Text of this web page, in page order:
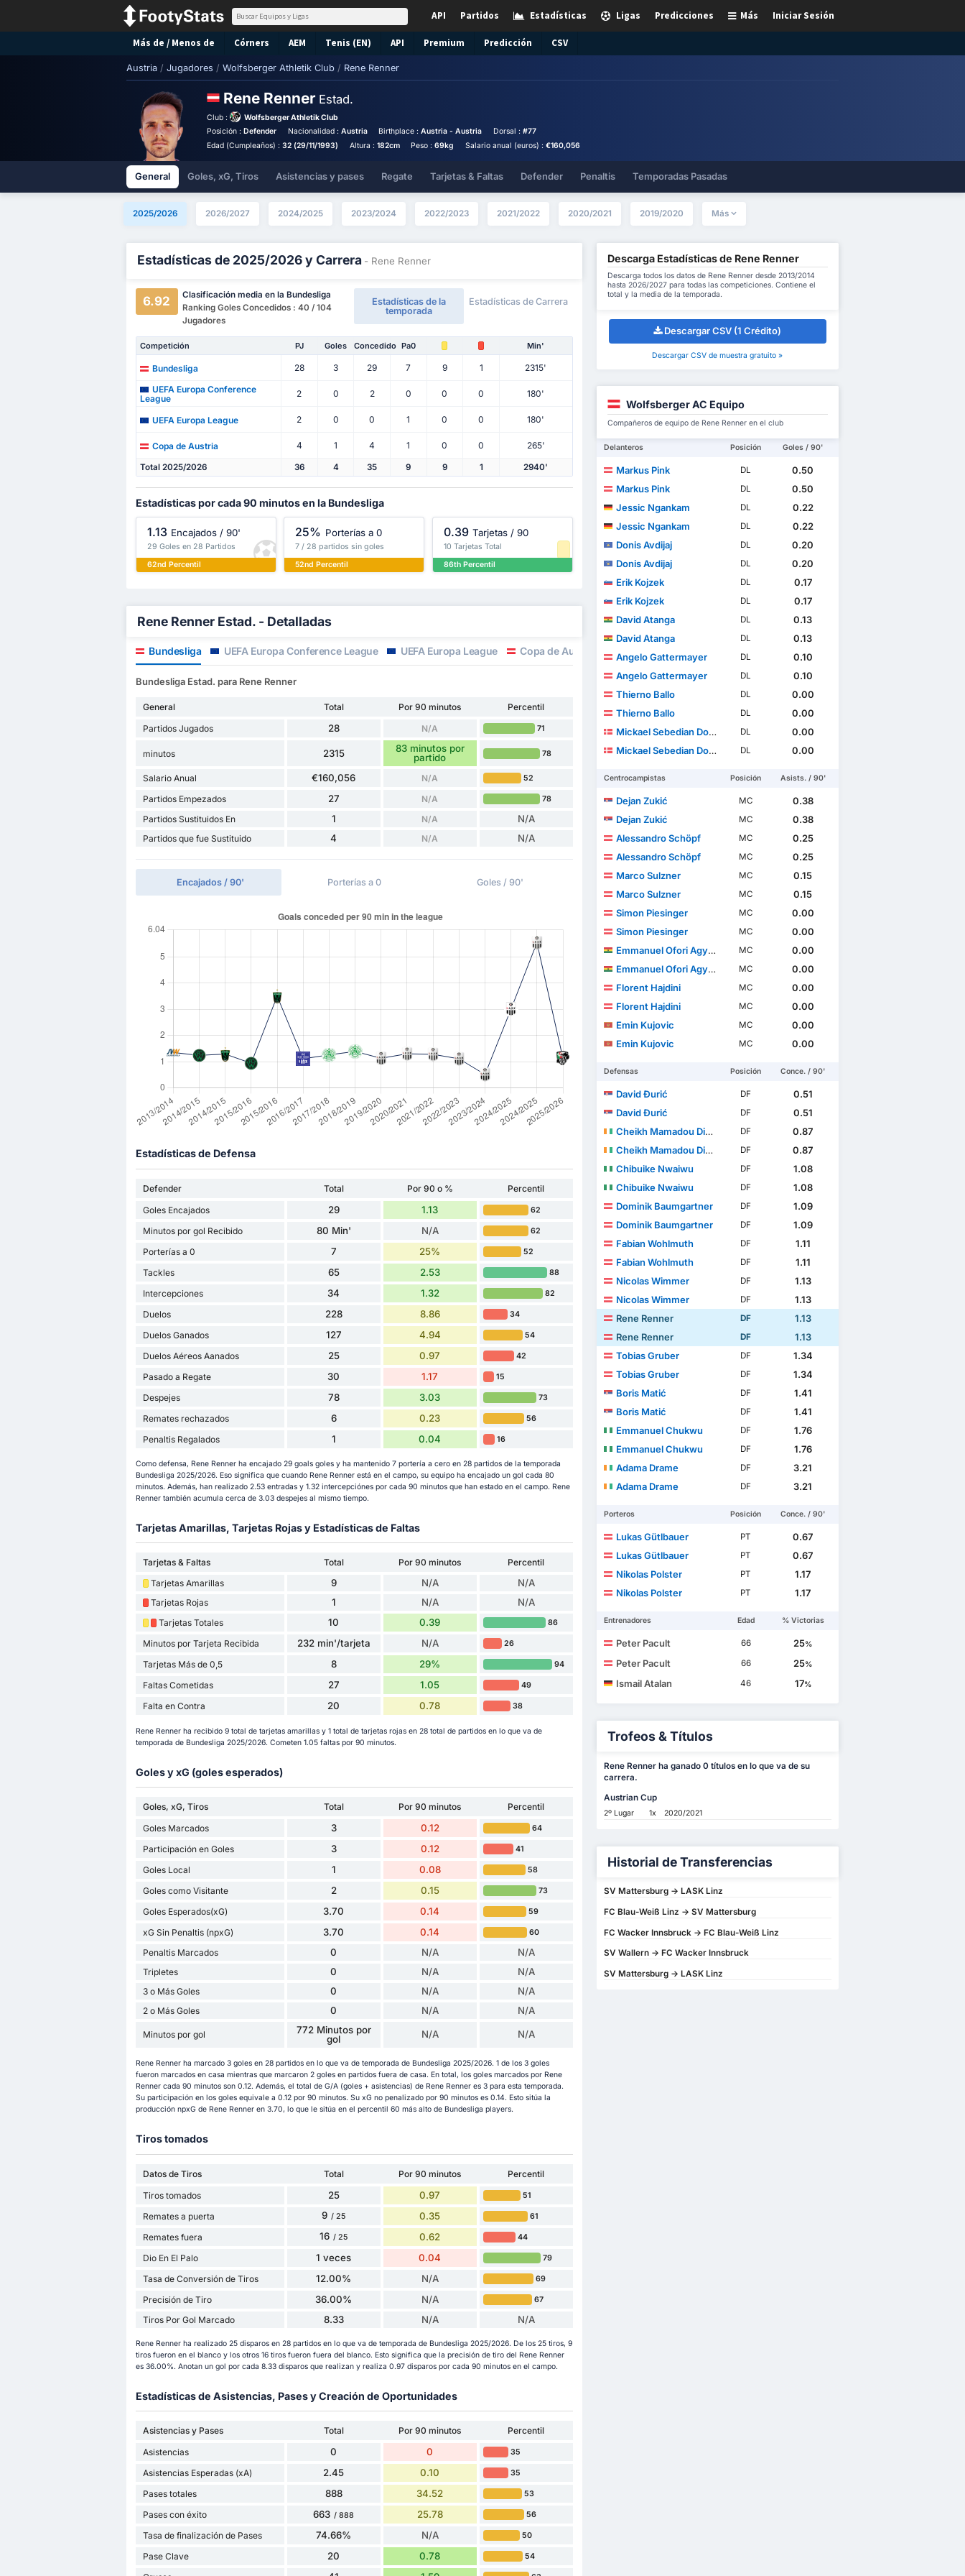
Iniciar Sesión
Más
Predicciones
Ligas
Estadísticas
Partidos
API
Más de / Menos de Córners AEM Tenis (EN) API Premium Predicción CSV
Austria / Jugadores / Wolfsberger Athletik Club / Rene Renner
Rene Renner Estad.
Club :
Wolfsberger Athletik Club
Posición :Defender Nacionalidad : Austria Birthplace :Austria - Austria Dorsal : #77
Edad (Cumpleaños) :32 (29/11/1993) Altura : 182cm Peso :69kg Salario anual (euros) : €160,056
General Goles, xG, Tiros Asistencias y pases Regate Tarjetas & Faltas Defender Penaltis Temporadas Pasadas
2025/2026 2026/2027 2024/2025 2023/2024 2022/2023 2021/2022 2020/2021 2019/2020 Más
Estadísticas de 2025/2026 y Carrera - Rene Renner
6.92
Clasificación media en la Bundesliga
Ranking Goles Concedidos : 40 / 104
Jugadores
Estadísticas de la
temporada
Estadísticas de Carrera
Competición PJ Goles Concedido Pa0 Min'
Bundesliga 28 3 29 7 9 1
2315'
UEFA Europa Conference
League
2 0 2 0 0 0 180'
UEFA Europa League 2 0 0 1 0 0 180'
Copa de Austria 4 1 4 1 0 0 265'
Total 2025/2026 36 4 35 9 9 1 2940'
Estadísticas por cada 90 minutos en la Bundesliga
1.13 Encajados / 90'
29 Goles en 28 Partidos
62nd Percentil
25% Porterías a 0
7 / 28 partidos sin goles
52nd Percentil
0.39 Tarjetas / 90
10 Tarjetas Total
86th Percentil
Rene Renner Estad. - Detalladas
Bundesliga UEFA Europa Conference League UEFA Europa League Copa de Austria
Bundesliga Estad. para Rene Renner
General Total Por 90 minutos
Percentil
Partidos Jugados
28 N/A 71
minutos 2315
83 minutos por
partido
78
Salario Anual €160,056 N/A 52
Partidos Empezados 27 N/A 78
Partidos Sustituidos En 1 N/A N/A
Partidos que fue Sustituido 4 N/A N/A
Encajados / 90' Porterías a 0 Goles / 90'
Estadísticas de Defensa
Defender Total Por 90 o %
Percentil
Goles Encajados
29 1.13 62
Minutos por gol Recibido 80 Min' N/A 62
Porterías a 0 7 25% 52
Tackles 65 2.53 88
Intercepciones 34 1.32 82
Duelos 228 8.86 34
Duelos Ganados 127 4.94 54
Duelos Aéreos Aanados 25 0.97 42
Pasado a Regate 30 1.17 15
Despejes 78 3.03 73
Remates rechazados 6 0.23 56
Penaltis Regalados 1 0.04 16
Como defensa, Rene Renner ha encajado 29 goals goles y ha mantenido 7 portería a cero en 28 partidos de la temporada
Bundesliga 2025/2026. Eso significa que cuando Rene Renner está en el campo, su equipo ha encajado un gol cada 80
minutos. Además, han realizado 2.53 entradas y 1.32 intercepciónes por cada 90 minutos que han estado en el campo. Rene
Renner también acumula cerca de 3.03 despejes al mismo tiempo.
Tarjetas Amarillas, Tarjetas Rojas y Estadísticas de Faltas
Tarjetas & Faltas Total Por 90 minutos
Percentil
Tarjetas Amarillas
9 N/A N/A
Tarjetas Rojas 1 N/A N/A
Tarjetas Totales 10 0.39 86
Minutos por Tarjeta Recibida 232 min'/tarjeta N/A 26
Tarjetas Más de 0,5 8 29% 94
Faltas Cometidas 27 1.05 49
Falta en Contra 20 0.78 38
Rene Renner ha recibido 9 total de tarjetas amarillas y 1 total de tarjetas rojas en 28 total de partidos en lo que va de
temporada de Bundesliga 2025/2026. Cometen 1.05 faltas por 90 minutos.
Goles y xG (goles esperados)
Goles, xG, Tiros Total Por 90 minutos
Percentil
Goles Marcados
3 0.12 64
Participación en Goles 3 0.12 41
Goles Local 1 0.08 58
Goles como Visitante 2 0.15 73
Goles Esperados(xG) 3.70 0.14 59
xG Sin Penaltis (npxG) 3.70 0.14 60
Penaltis Marcados 0 N/A N/A
Tripletes 0 N/A N/A
3 o Más Goles 0 N/A N/A
2 o Más Goles 0 N/A N/A
Minutos por gol
772 Minutos por
gol
N/A N/A
Rene Renner ha marcado 3 goles en 28 partidos en lo que va de temporada de Bundesliga 2025/2026. 1 de los 3 goles
fueron marcados en casa mientras que marcaron 2 goles en partidos fuera de casa. En total, los goles marcados por Rene
Renner cada 90 minutos son 0.12. Además, el total de G/A (goles + asistencias) de Rene Renner es 3 para esta temporada.
Su participación en los goles equivale a 0.12 por 90 minutos. Su xG no penalizado por 90 minutos es 0.14. Esto sitúa la
producción npxG de Rene Renner en 3.70, lo que le sitúa en el percentil 60 más alto de Bundesliga players.
Tiros tomados
Datos de Tiros Total Por 90 minutos
Percentil
Tiros tomados
25 0.97 51
Remates a puerta 9 / 25 0.35 61
Remates fuera 16 / 25 0.62 44
Dio En El Palo 1 veces 0.04 79
Tasa de Conversión de Tiros 12.00% N/A 69
Precisión de Tiro 36.00% N/A 67
Tiros Por Gol Marcado 8.33 N/A N/A
Rene Renner ha realizado 25 disparos en 28 partidos en lo que va de temporada de Bundesliga 2025/2026. De los 25 tiros, 9
tiros fueron en el blanco y los otros 16 tiros fueron fuera del blanco. Esto significa que la precisión de tiro del Rene Renner
es 36.00%. Anotan un gol por cada 8.33 disparos que realizan y realiza 0.97 disparos por cada 90 minutos en el campo.
Estadísticas de Asistencias, Pases y Creación de Oportunidades
Asistencias y Pases Total Por 90 minutos
Percentil
Asistencias
0 0 35
Asistencias Esperadas (xA) 2.45 0.10 35
Pases totales 888 34.52 53
Pases con éxito 663 / 888 25.78 56
Tasa de finalización de Pases 74.66% N/A 50
Pase Clave 20 0.78 54
Descarga Estadísticas de Rene Renner
Descarga todos los datos de Rene Renner desde 2013/2014
hasta 2026/2027 para todas las competiciones. Contiene el
total y la media de la temporada.
Descargar CSV (1 Crédito)
Descargar CSV de muestra gratuito »
Wolfsberger AC Equipo
Compañeros de equipo de Rene Renner en el club
Delanteros Posición Goles / 90'
Markus Pink DL
0.50
Markus Pink
DL
0.50
Jessic Ngankam
DL
0.22
Jessic Ngankam
DL
0.22
Donis Avdijaj
DL
0.20
Donis Avdijaj
DL
0.20
Erik Kojzek
DL
0.17
Erik Kojzek
DL
0.17
David Atanga
DL
0.13
David Atanga
DL
0.13
Angelo Gattermayer
DL
0.10
Angelo Gattermayer
DL
0.10
Thierno Ballo
DL
0.00
Thierno Ballo
DL
0.00
Mickael Sebedian Dosso
DL
0.00
Mickael Sebedian Dosso
DL 0.00
Centrocampistas Posición Asists. / 90'
Dejan Zukić MC
0.38
Dejan Zukić
MC
0.38
Alessandro Schöpf
MC
0.25
Alessandro Schöpf
MC
0.25
Marco Sulzner
MC
0.15
Marco Sulzner
MC
0.15
Simon Piesinger
MC
0.00
Simon Piesinger
MC
0.00
Emmanuel Ofori Agyemang
MC
0.00
Emmanuel Ofori Agyemang
MC
0.00
Florent Hajdini
MC
0.00
Florent Hajdini
MC
0.00
Emin Kujovic
MC
0.00
Emin Kujovic
MC 0.00
Defensas Posición Conce. / 90'
David Đurić DF
0.51
David Đurić
DF
0.51
Cheikh Mamadou Diabaté
DF
0.87
Cheikh Mamadou Diabaté
DF
0.87
Chibuike Nwaiwu
DF
1.08
Chibuike Nwaiwu
DF
1.08
Dominik Baumgartner
DF
1.09
Dominik Baumgartner
DF
1.09
Fabian Wohlmuth
DF
1.11
Fabian Wohlmuth
DF
1.11
Nicolas Wimmer
DF
1.13
Nicolas Wimmer
DF
1.13
Rene Renner
DF
1.13
Rene Renner
DF
1.13
Tobias Gruber
DF
1.34
Tobias Gruber
DF
1.34
Boris Matić
DF
1.41
Boris Matić
DF
1.41
Emmanuel Chukwu
DF
1.76
Emmanuel Chukwu
DF
1.76
Adama Drame
DF
3.21
Adama Drame
DF 3.21
Porteros Posición Conce. / 90'
Lukas Gütlbauer PT
0.67
Lukas Gütlbauer
PT
0.67
Nikolas Polster
PT
1.17
Nikolas Polster
PT 1.17
Entrenadores Edad % Victorias
Peter Pacult 66 25%
Peter Pacult 66 25%
Ismail Atalan 46 17%
Trofeos & Títulos
Rene Renner ha ganado 0 títulos en lo que va de su
carrera.
Austrian Cup
2º Lugar 1x 2020/2021
Historial de Transferencias
SV Mattersburg -> LASK Linz
FC Blau-Weiß Linz -> SV Mattersburg
FC Wacker Innsbruck -> FC Blau-Weiß Linz
SV Wallern -> FC Wacker Innsbruck
SV Mattersburg -> LASK Linz